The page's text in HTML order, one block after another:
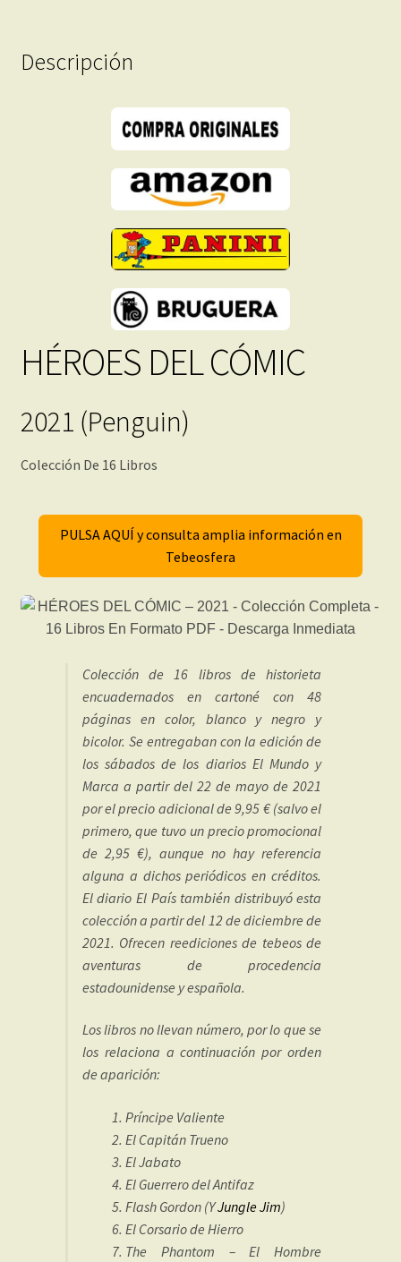
cantidad
Descripción
HÉROES DEL CÓMIC
2021 (Penguin)
Colección De 16 Libros
PULSA AQUÍ y consulta amplia información en
Tebeosfera
Colección de 16 libros de historieta
encuadernados en cartoné con 48
páginas en color, blanco y negro y
bicolor. Se entregaban con la edición de
los sábados de los diarios El Mundo y
Marca a partir del 22 de mayo de 2021
por el precio adicional de 9,95 € (salvo el
primero, que tuvo un precio promocional
de 2,95 €), aunque no hay referencia
alguna a dichos periódicos en créditos.
El diario El País también distribuyó esta
colección a partir del 12 de diciembre de
2021. Ofrecen reediciones de tebeos de
aventuras de procedencia
estadounidense y española.
Los libros no llevan número, por lo que se
los relaciona a continuación por orden
de aparición:
Príncipe Valiente
El Capitán Trueno
El Jabato
El Guerrero del Antifaz
Flash Gordon (YJungle Jim)
El Corsario de Hierro
The Phantom – El Hombre